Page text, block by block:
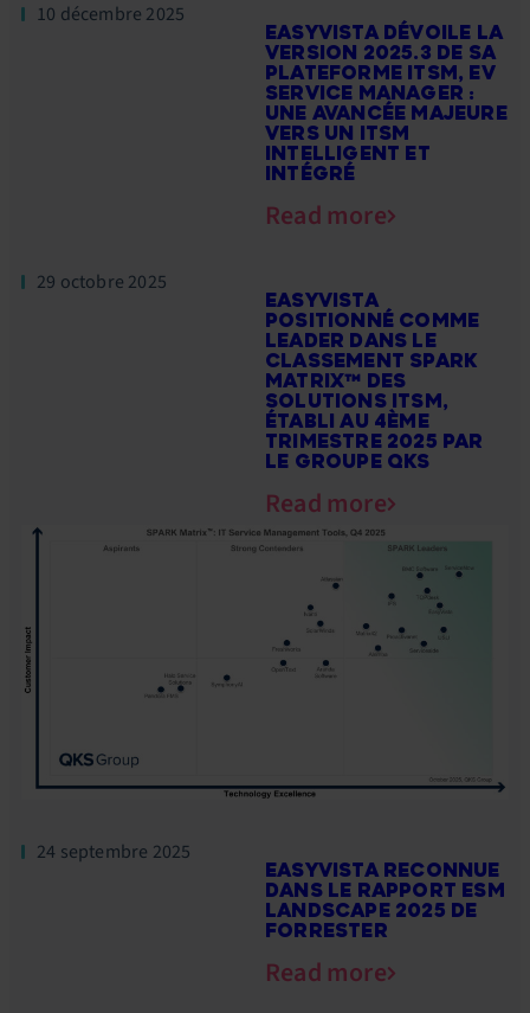
10 décembre 2025
EASYVISTA DÉVOILE LA
VERSION 2025.3 DE SA
PLATEFORME ITSM, EV
SERVICE MANAGER :
UNE AVANCÉE MAJEURE
VERS UN ITSM
INTELLIGENT ET
INTÉGRÉ
Read more
29 octobre 2025
EASYVISTA
POSITIONNÉ COMME
LEADER DANS LE
CLASSEMENT SPARK
MATRIX™ DES
SOLUTIONS ITSM,
ÉTABLI AU 4ÈME
TRIMESTRE 2025 PAR
LE GROUPE QKS
Read more
24 septembre 2025
EASYVISTA RECONNUE
DANS LE RAPPORT ESM
LANDSCAPE 2025 DE
FORRESTER
Read more